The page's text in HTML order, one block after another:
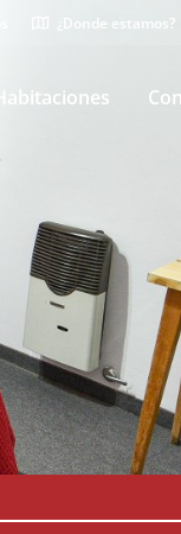
¿Donde estamos?
Habitaciones